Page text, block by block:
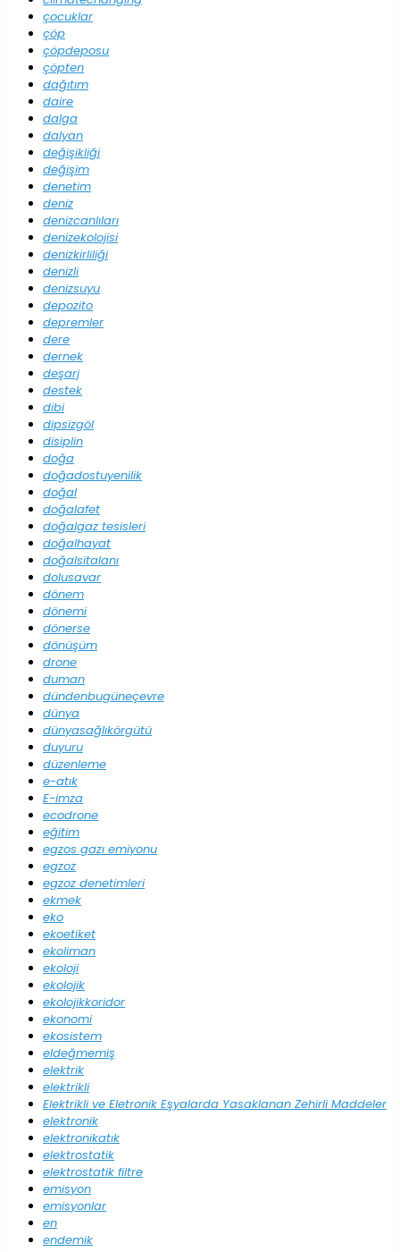
çocuklar
çöp
çöpdeposu
çöpten
dağıtım
daire
dalga
dalyan
değişikliği
değişim
denetim
deniz
denizcanlıları
denizekolojisi
denizkirliliği
denizli
denizsuyu
depozito
depremler
dere
dernek
deşarj
destek
dibi
dipsizgöl
disiplin
doğa
doğadostuyenilik
doğal
doğalafet
doğalgaz tesisleri
doğalhayat
doğalsitalanı
dolusavar
dönem
dönemi
dönerse
dönüşüm
drone
duman
dündenbugüneçevre
dünya
dünyasağlıkörgütü
duyuru
düzenleme
e-atık
E-imza
ecodrone
eğitim
egzos gazı emiyonu
egzoz
egzoz denetimleri
ekmek
eko
ekoetiket
ekoliman
ekoloji
ekolojik
ekolojikkoridor
ekonomi
ekosistem
eldeğmemiş
elektrik
elektrikli
Elektrikli ve Eletronik Eşyalarda Yasaklanan Zehirli Maddeler
elektronik
elektronikatık
elektrostatik
elektrostatik filtre
emisyon
emisyonlar
en
endemik